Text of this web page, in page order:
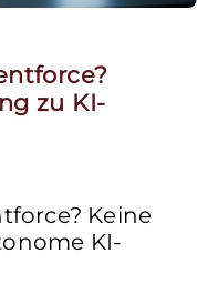
zu KI-
Keine
KI-